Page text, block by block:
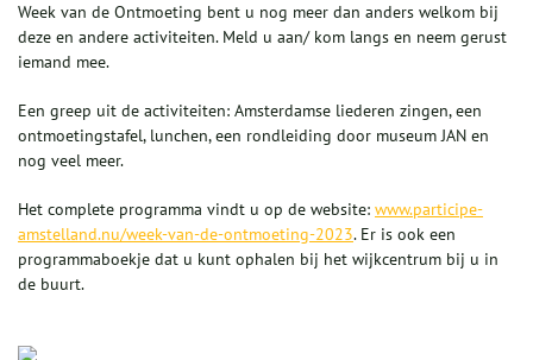
Week van de Ontmoeting bent u nog meer dan anders welkom bij
deze en andere activiteiten. Meld u aan/ kom langs en neem gerust
iemand mee.
Een greep uit de activiteiten: Amsterdamse liederen zingen, een
ontmoetingstafel, lunchen, een rondleiding door museum JAN en
nog veel meer.
Het complete programma vindt u op de website: www.participe-
amstelland.nu/week-van-de-ontmoeting-2023. Er is ook een
programmaboekje dat u kunt ophalen bij het wijkcentrum bij u in
de buurt.